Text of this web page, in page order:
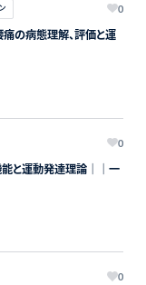
0
の病態理解、評価と運
0
と運動発達理論｜｜一
0